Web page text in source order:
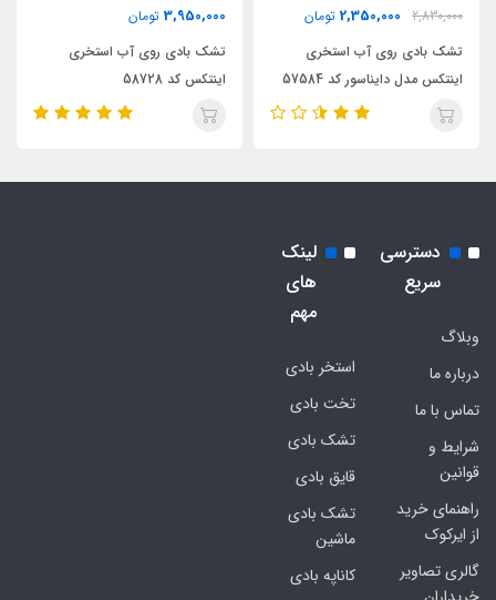
2,830,000
2,350,000 تومان
تشک بادی روی آب استخری
اینتکس مدل دایناسور کد 57584
3,950,000 تومان
تشک بادی روی آب استخری
اینتکس کد 58728
دسترسی
سریع
وبلاگ
درباره ما
تماس با ما
شرایط و
قوانین
راهنمای خرید
از ایرکوک
گالری تصاویر
لینک
های
مهم
استخر بادی
تخت بادی
تشک بادی
قایق بادی
تشک بادی
ماشین
کاناپه بادی